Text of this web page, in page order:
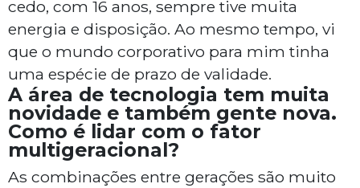
cedo, com 16 anos, sempre tive muita
energia e disposição. Ao mesmo tempo, vi
que o mundo corporativo para mim tinha
uma espécie de prazo de validade.
A área de tecnologia tem muita
novidade e também gente nova.
Como é lidar com o fator
multigeracional?
As combinações entre gerações são muito